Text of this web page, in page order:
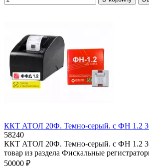
ККТ АТОЛ 20Ф. Темно-серый. с ФН 1.2
58240
ККТ АТОЛ 20Ф. Темно-серый. с ФН 1.2
товар из раздела Фискальные
50000 ₽